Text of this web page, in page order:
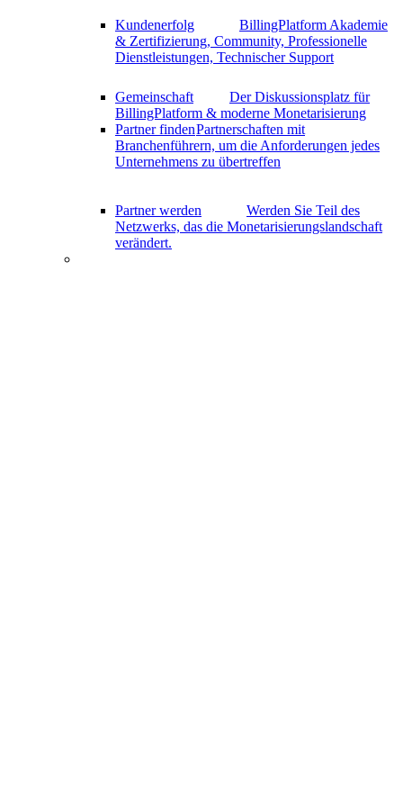
Kundenerfolg
BillingPlatform Akademie
& Zertifizierung, Community, Professionelle
Dienstleistungen, Technischer Support
Gemeinschaft
Der Diskussionsplatz für
BillingPlatform & moderne Monetarisierung
Partner findenPartnerschaften mit
Branchenführern, um die Anforderungen jedes
Unternehmens zu übertreffen
Partner werden
Werden Sie Teil des
Netzwerks, das die Monetarisierungslandschaft
verändert.